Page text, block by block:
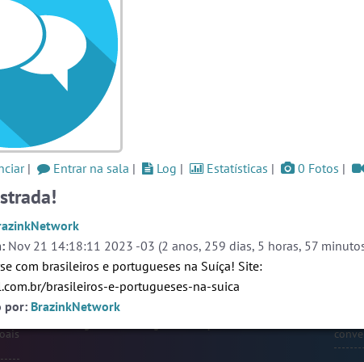
#Novanativa
#Denuncias
#RadioModao
Ver todas as salas
as
ou
🛍 Crie seu Chat e Rádio 📻
e
| Entrar na sala | Log | Estatísticas | 0 Fotos |
Nov 21 14:18:11 2023 -03 (2 anos, 259 dias, 5 horas, 57
com brasileiros e portugueses na Suíça! Site:
brasileiros-e-portugueses-na-suica
por: BrazinkNetwork